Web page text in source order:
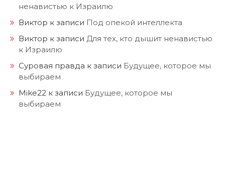
ненавистью к Израилю
Виктор к записи Под опекой интеллекта
Виктор к записи Для тех, кто дышит ненавистью
к Израилю
Суровая правда к записи Будущее, которое мы
выбираем
Mike22 к записи Будущее, которое мы
выбираем